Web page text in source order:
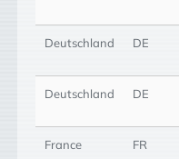
Deutschland DE
Deutschland DE
France FR